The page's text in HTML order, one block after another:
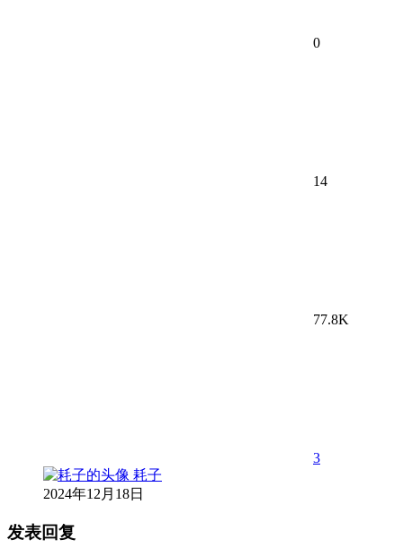
0
14
77.8K
3
耗子
2024年12月18日
发表回复